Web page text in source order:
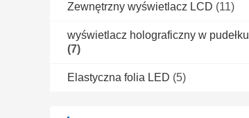
Zewnętrzny wyświetlacz LCD (11)
wyświetlacz holograficzny w pudełku
(7)
Elastyczna folia LED (5)